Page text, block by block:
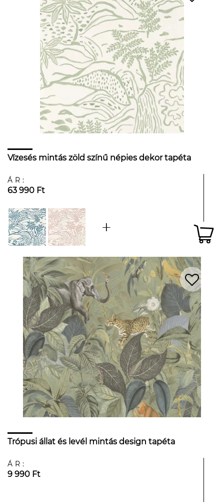
Vízesés mintás zöld színű népies dekor tapéta
ÁR:
63 990 Ft
Trópusi állat és levél mintás design tapéta
ÁR:
9 990 Ft